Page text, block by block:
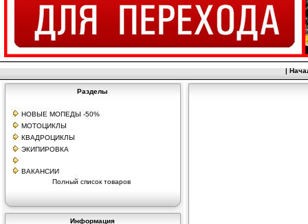
|
Разделы
НОВЫЕ МОПЕДЫ -50%
МОТОЦИКЛЫ
КВАДРОЦИКЛЫ
ЭКИПИРОВКА
ВАКАНСИИ
Полный список товаров
Информация